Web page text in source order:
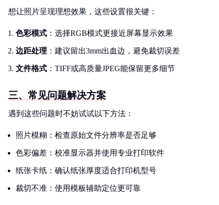
想让照片呈现理想效果，这些设置很关键：
色彩模式 ：选择RGB模式更接近屏幕显示效果
边距处理 ：建议留出3mm出血边，避免裁切误差
文件格式 ：TIFF或高质量JPEG能保留更多细节
三、常见问题解决方案
遇到这些问题时不妨试试以下方法：
照片模糊：检查原始文件分辨率是否足够
色彩偏差：校准显示器并使用专业打印软件
纸张卡纸：确认纸张厚度适合打印机型号
裁切不准：使用模板辅助定位更可靠